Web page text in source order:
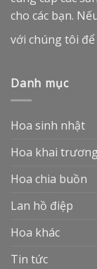
cho các bạn.
với chúng tôi
Danh mục
Hoa sinh nhật
Hoa khai trương
Hoa chia buồn
Lan hồ điệp
Hoa khác
Tin tức